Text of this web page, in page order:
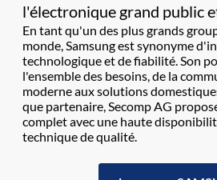
l'électronique grand public
En tant qu'un des plus grands
monde, Samsung est synonyme
technologique et de fiabilité. Son
l'ensemble des besoins, de la
moderne aux solutions
que partenaire, Secomp AG
complet avec une haute
technique de qualité.